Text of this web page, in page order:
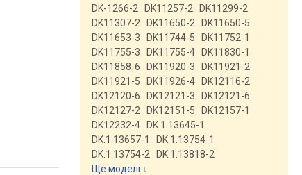
DK-1266-2 DK11257-2
DK11299-2
DK11307-2
DK11650-2
DK11650-5
DK11653-3
DK11744-5
DK11752-1
DK11755-3
DK11755-4
DK11830-1
DK11858-6
DK11920-3
DK11921-2
DK11921-5
DK11926-4
DK12116-2
DK12120-6
DK12121-3
DK12121-6
DK12127-2
DK12151-5
DK12157-1
DK12232-4
DK.1.13645-1
DK.1.13657-1
DK.1.13754-1
DK.1.13754-2
DK.1.13818-2
Ще моделі ↓